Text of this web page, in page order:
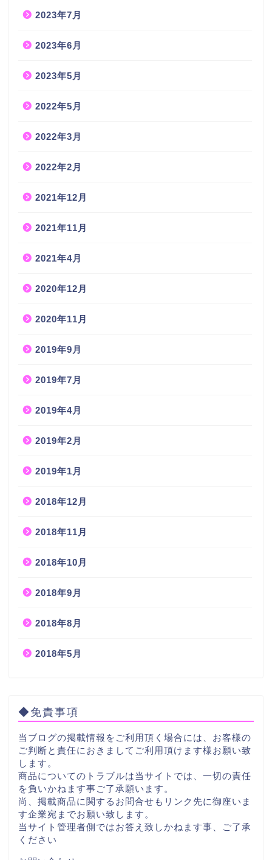
2023年7月
2023年6月
2023年5月
2022年5月
2022年3月
2022年2月
2021年12月
2021年11月
2021年4月
2020年12月
2020年11月
2019年9月
2019年7月
2019年4月
2019年2月
2019年1月
2018年12月
2018年11月
2018年10月
2018年9月
2018年8月
2018年5月
◆免責事項
当ブログの掲載情報をご利用頂く場合には、お客様の
ご判断と責任におきましてご利用頂けます様お願い致
します。
商品についてのトラブルは当サイトでは、一切の責任
を負いかねます事ご了承願います。
尚、掲載商品に関するお問合せもリンク先に御座いま
す企業宛までお願い致します。
当サイト管理者側ではお答え致しかねます事、ご了承
ください